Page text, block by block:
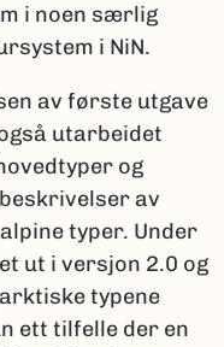
i noen særlig
i NiN.
av første utgave
utarbeidet
og
av
typer. Under
ut i versjon 2.0 og
typene
ett tilfelle der en